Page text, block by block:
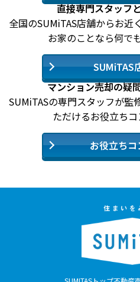
直接専門スタッフ
全国のSUMiTAS店舗からお近
お家のことなら何で
SUMiTAS
マンション売却の疑
SUMiTASの専門スタッフが監
ただけるお役立ちコ
お役立ち